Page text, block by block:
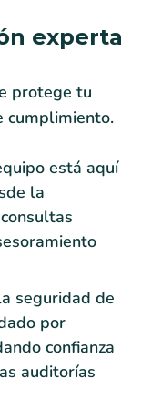
experta
protege tu
cumplimiento.
está aquí
la
seguridad de
por
confianza
auditorías